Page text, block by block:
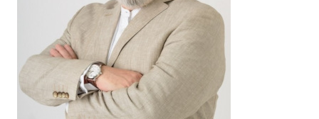
Guarda mi nombre, correo electrónico y web en
este navegador para la próxima vez que
comente.
Este sitio esta protegido por
reCAPTCHA y la Política de
privacidady losTérminos del servicio